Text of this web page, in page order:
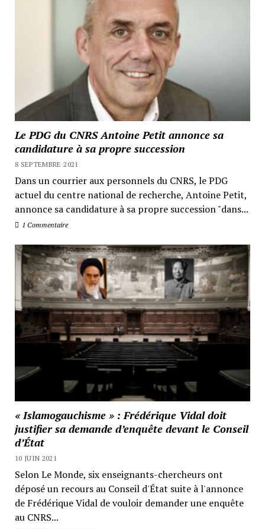
Le PDG du CNRS Antoine Petit annonce sa
candidature à sa propre succession
8 SEPTEMBRE 2021
Dans un courrier aux personnels du CNRS, le PDG
actuel du centre national de recherche, Antoine Petit,
annonce sa candidature à sa propre succession "dans...
1 Commentaire
« Islamogauchisme » : Frédérique Vidal doit
justifier sa demande d’enquête devant le Conseil
d’État
10 JUIN 2021
Selon Le Monde, six enseignants-chercheurs ont
déposé un recours au Conseil d'État suite à l'annonce
de Frédérique Vidal de vouloir demander une enquête
au CNRS...